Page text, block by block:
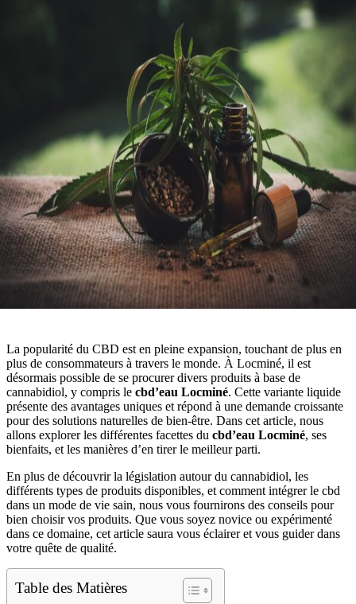
La popularité du CBD est en pleine expansion, touchant de plus en
plus de consommateurs à travers le monde. À Locminé, il est
désormais possible de se procurer divers produits à base de
cannabidiol, y compris le cbd’eau Locminé. Cette variante liquide
présente des avantages uniques et répond à une demande croissante
pour des solutions naturelles de bien-être. Dans cet article, nous
allons explorer les différentes facettes du cbd’eau Locminé, ses
bienfaits, et les manières d’en tirer le meilleur parti.
En plus de découvrir la législation autour du cannabidiol, les
différents types de produits disponibles, et comment intégrer le cbd
dans un mode de vie sain, nous vous fournirons des conseils pour
bien choisir vos produits. Que vous soyez novice ou expérimenté
dans ce domaine, cet article saura vous éclairer et vous guider dans
votre quête de qualité.
Table des Matières